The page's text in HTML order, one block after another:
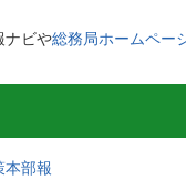
ナビや総務局ホームペー
部報